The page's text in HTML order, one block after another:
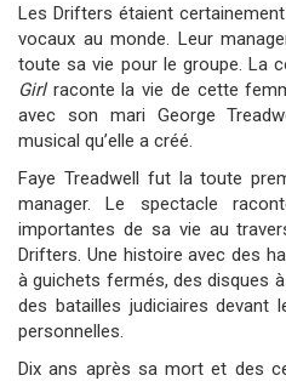
Les Drifters étaient
vocaux au monde. Leur
toute sa vie pour le groupe. La
Girlraconte la vie de cette
avec son mari George
musical qu’elle a créé.
Faye Treadwell fut la toute
manager. Le spectacle
importantes de sa vie au
Drifters. Une histoire avec des
à guichets fermés, des disques
des batailles judiciaires devant
personnelles.
Dix ans après sa mort et des